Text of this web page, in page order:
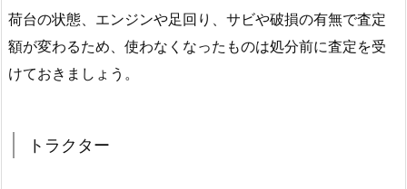
荷台の状態、エンジンや足回り、サビや破損の有無で査定
額が変わるため、使わなくなったものは処分前に査定を受
けておきましょう。
トラクター